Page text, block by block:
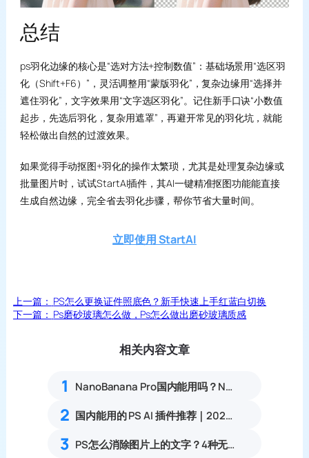
总结
ps羽化边缘的核心是“选对方法+控制数值”：基础场景用“选区羽
化（Shift+F6）”，灵活调整用“蒙版羽化”，复杂边缘用“选择并
遮住羽化”，文字效果用“文字选区羽化”。记住新手口诀“小数值
起步，先选后羽化，复杂用遮罩”，再避开常见的羽化坑，就能
轻松做出自然的过渡效果。
如果觉得手动抠图+羽化的操作太繁琐，尤其是处理复杂边缘或
批量图片时，试试StartAI插件，其AI一键精准抠图功能能直接
生成自然边缘，完全省去羽化步骤，帮你节省大量时间。
立即使用 StartAI
上一篇： PS怎么更换证件照底色？新手快速上手红蓝白切换
下一篇： Ps磨砂玻璃怎么做，Ps怎么做出磨砂玻璃质感
相关内容文章
1 NanoBanana Pro国内能用吗？Nano banana使用教程
2 国内能用的 PS AI 插件推荐｜2026 4款AI插件最新实测
3 PS怎么消除图片上的文字？4种无痕去除图片文字实操完整教程